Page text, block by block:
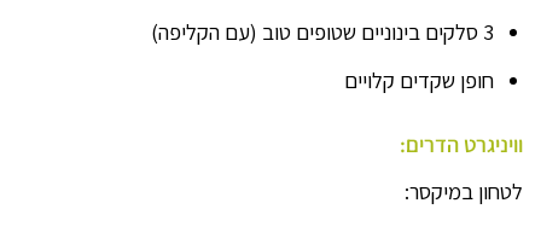
3 סלקים בינוניים שטופים טוב (עם הקליפה)
חופן שקדים קלויים
וויניגרט הדרים:
לטחון במיקסר: